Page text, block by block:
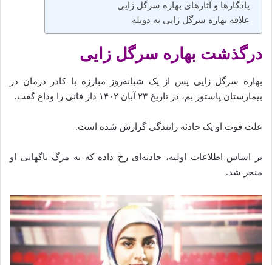
یادگارها و آثارهای بهاره سرگل زایی
علاقه بهاره سرگل زایی به دوبله
درگذشت بهاره سرگل زایی
بهاره سرگل زایی پس از یک شبانه‌روز مبارزه با کادر درمان در
بیمارستان پاستور بم، در تاریخ ۲۳ آبان ۱۴۰۲ دار فانی را وداع گفت.
علت فوت او یک حادثه رانندگی گزارش شده است.
بر اساس اطلاعات اولیه، حادثه‌ای رخ داده که به مرگ ناگهانی او
منجر شد.